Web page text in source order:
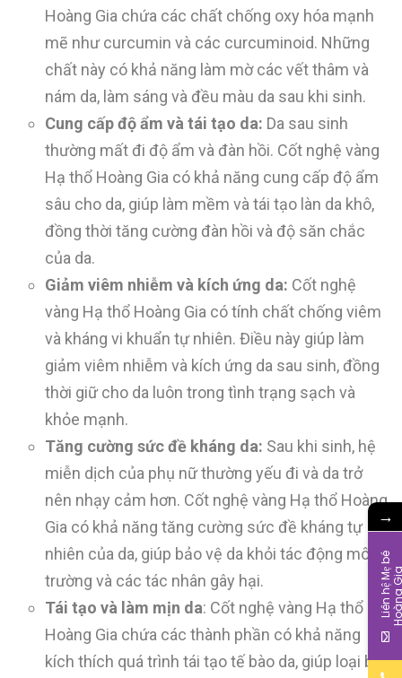
Hoàng Gia chứa các chất chống oxy hóa mạnh
mẽ như curcumin và các curcuminoid. Những
chất này có khả năng làm mờ các vết thâm và
nám da, làm sáng và đều màu da sau khi sinh.
Cung cấp độ ẩm và tái tạo da: Da sau sinh
thường mất đi độ ẩm và đàn hồi. Cốt nghệ vàng
Hạ thổ Hoàng Gia có khả năng cung cấp độ ẩm
sâu cho da, giúp làm mềm và tái tạo làn da khô,
đồng thời tăng cường đàn hồi và độ săn chắc
của da.
Giảm viêm nhiễm và kích ứng da: Cốt nghệ
vàng Hạ thổ Hoàng Gia có tính chất chống viêm
và kháng vi khuẩn tự nhiên. Điều này giúp làm
giảm viêm nhiễm và kích ứng da sau sinh, đồng
thời giữ cho da luôn trong tình trạng sạch và
khỏe mạnh.
Tăng cường sức đề kháng da: Sau khi sinh, hệ
miễn dịch của phụ nữ thường yếu đi và da trở
nên nhạy cảm hơn. Cốt nghệ vàng Hạ thổ Hoàng
Gia có khả năng tăng cường sức đề kháng tự
nhiên của da, giúp bảo vệ da khỏi tác động môi
trường và các tác nhân gây hại.
Tái tạo và làm mịn da: Cốt nghệ vàng Hạ thổ
Hoàng Gia chứa các thành phần có khả năng
kích thích quá trình tái tạo tế bào da, giúp loại bỏ
→
L
i
ê
n
h
ệ
M
b
é
H
o
à
n
g
G
i